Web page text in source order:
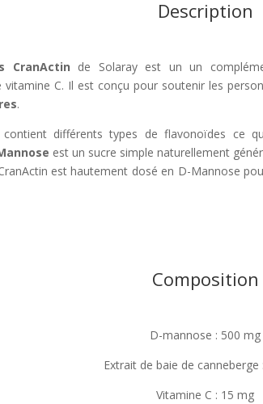
Description
CranActin de Solaray est un un
vitamine C. Il est conçu pour soutenir les
.
contient différents types de flavonoïdes ce
est un sucre simple naturellement
est hautement dosé en D-Mannose
Composition
D-mannose : 500 mg
Extrait de baie de canneberge
Vitamine C : 15 mg